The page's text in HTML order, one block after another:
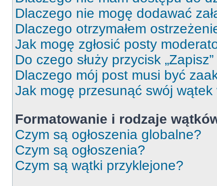
Dlaczego nie mogę dodawać
Dlaczego otrzymałem
Jak mogę zgłosić posty
Do czego służy przycisk
Dlaczego mój post musi być
Jak mogę przesunąć swój wątek
Formatowanie i rodzaje
Czym są ogłoszenia globalne?
Czym są ogłoszenia?
Czym są wątki przyklejone?